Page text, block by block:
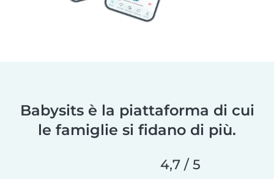
Babysits è la piattaforma di cui
le famiglie si fidano di più.
4,7 / 5